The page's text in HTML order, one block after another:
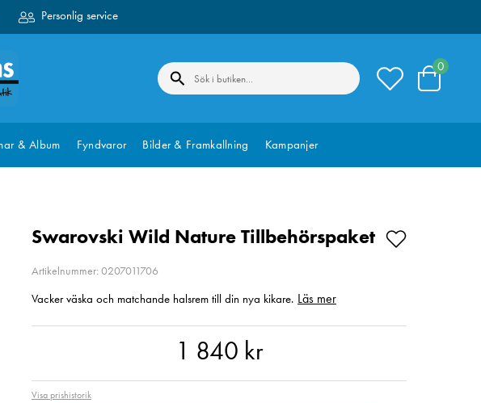
Personlig service
0
& Album Fyndvaror Bilder & Framkallning Kampanjer
Swarovski Wild Nature Tillbehörspaket
Artikelnummer: 0207011706
Vacker väska och matchande halsrem till din nya kikare. Läs mer
1 840 kr
Visa prishistorik